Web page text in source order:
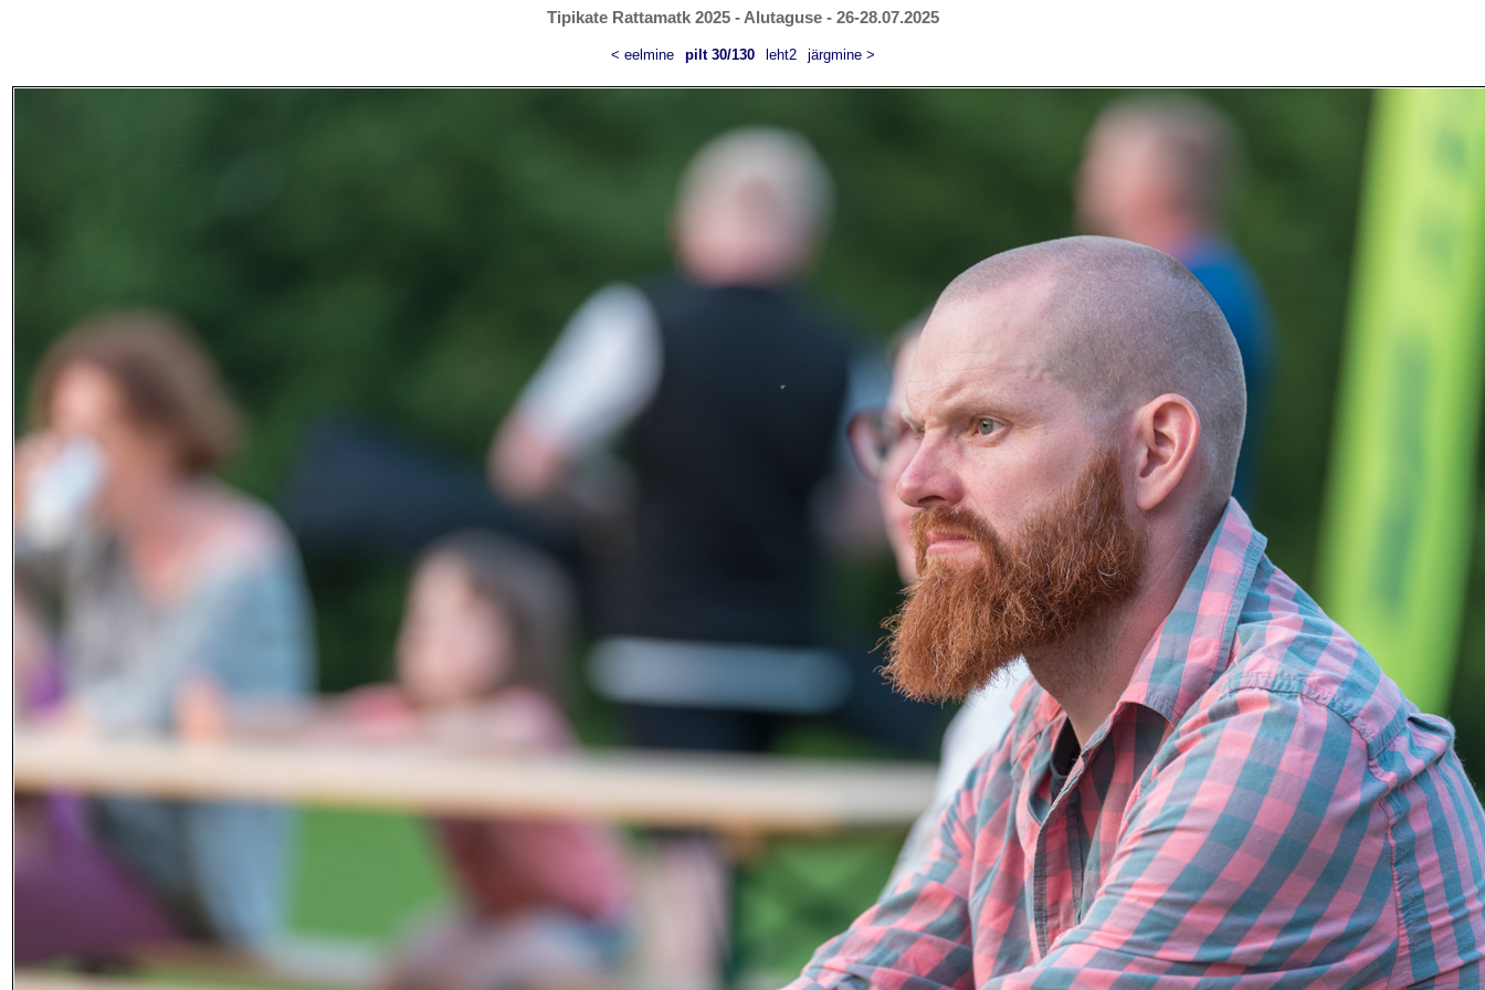
Tipikate Rattamatk 2025 - Alutaguse - 26-28.07.2025
< eelmine pilt 30/130 leht2 järgmine >